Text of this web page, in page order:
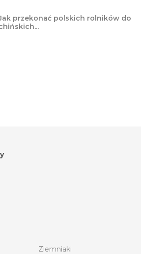
przekonać polskich rolników do
Ziemniaki